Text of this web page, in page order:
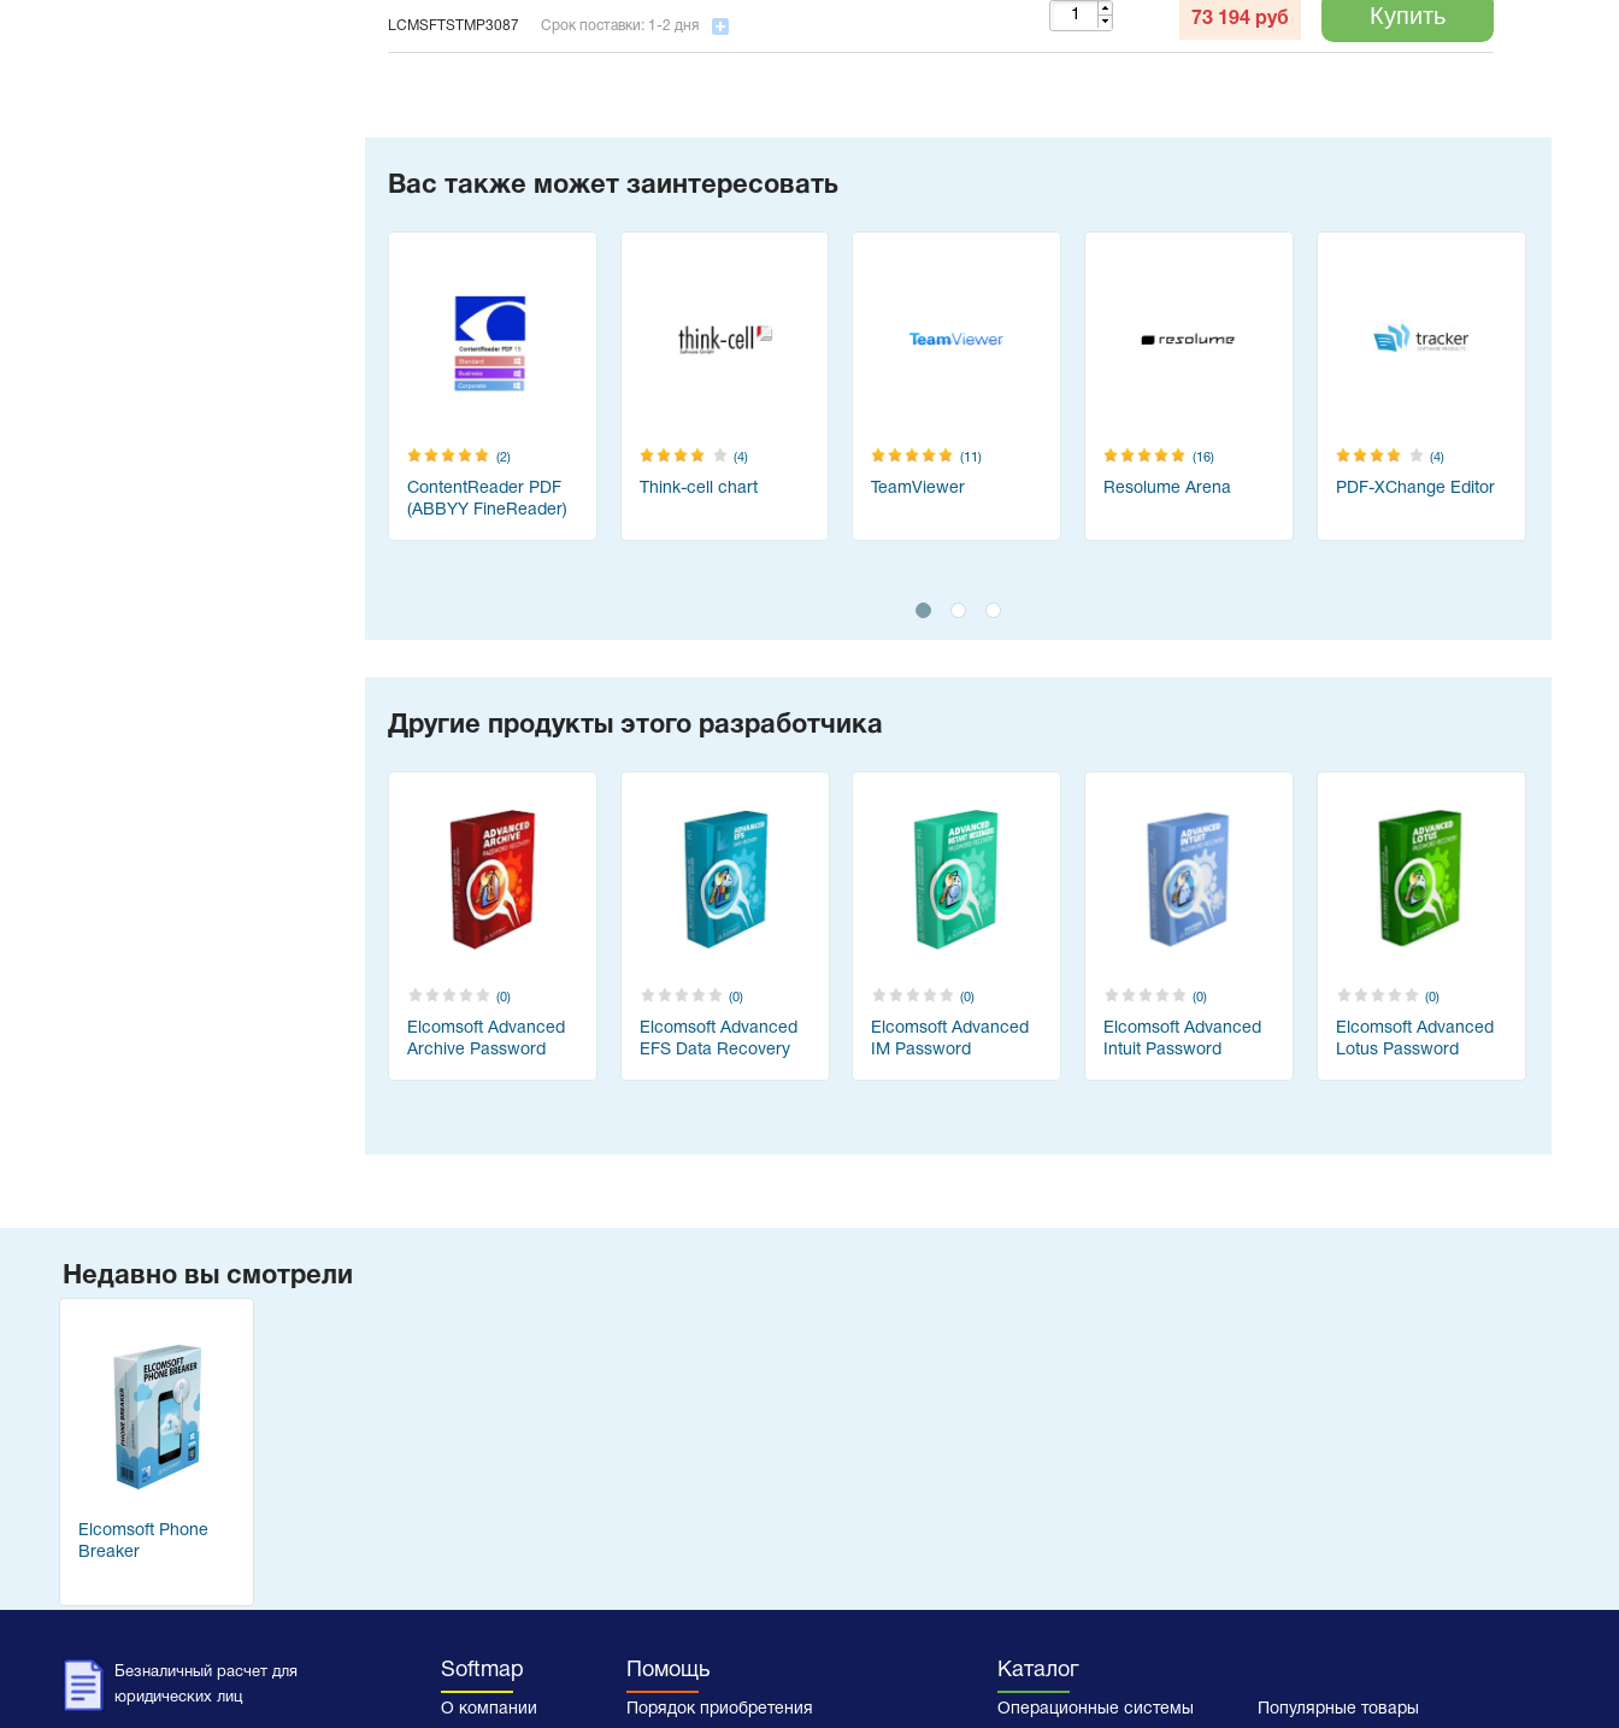
LCMSFTSTMP3087 Срок поставки: 1-2 дня 73 194 руб Купить
Вас также может заинтересовать
(2)
ContentReader PDF
(ABBYY FineReader)
(4)
Think-cell chart
(11)
TeamViewer
(16)
Resolume Arena
(4)
PDF-XChange Editor
Другие продукты этого разработчика
(0)
Elcomsoft Advanced
Archive Password
(0)
Elcomsoft Advanced
EFS Data Recovery
(0)
Elcomsoft Advanced
IM Password
(0)
Elcomsoft Advanced
Intuit Password
(0)
Elcomsoft Advanced
Lotus Password
Недавно вы смотрели
Elcomsoft Phone
Breaker
Безналичный расчет для
юридических лиц
Softmap
О компании
Помощь
Порядок приобретения
Каталог
Операционные системы Популярные товары